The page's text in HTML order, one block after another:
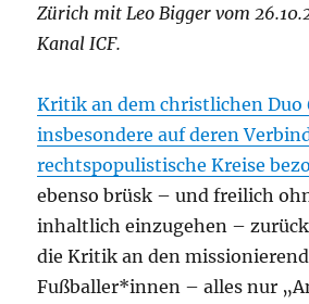
Zürich mit Leo Bigger vom
Kanal ICF.
Kritik an dem christlichen Duo
insbesondere auf deren
rechtspopulistische Kreise
ebenso brüsk – und freilich
inhaltlich einzugehen –
die Kritik an den
Fußballer*innen – alles nur